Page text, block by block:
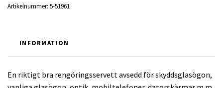
Artikelnummer: 5-51961
INFORMATION
En riktigt bra rengöringsservett avsedd för skyddsglasögon,